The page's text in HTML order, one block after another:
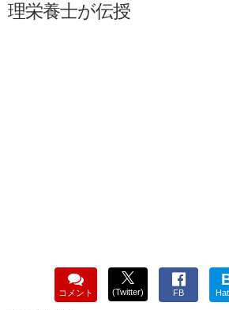
理栄養士が伝授
コメント (Twitter) FB